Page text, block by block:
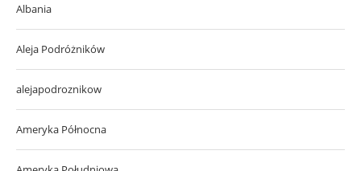
Albania
Aleja Podróżników
alejapodroznikow
Ameryka Północna